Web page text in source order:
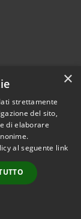
• Comune di
• Powered by
•Accesso
×
strettamente
del sito,
di elaborare
al seguente link